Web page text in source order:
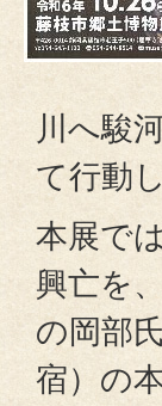
川へ駿
て行動
本展で
興亡を
の岡部
宿）の